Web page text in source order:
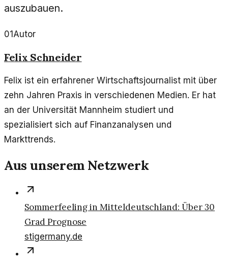
auszubauen.
01 Autor
Felix Schneider
Felix ist ein erfahrener Wirtschaftsjournalist mit über
zehn Jahren Praxis in verschiedenen Medien. Er hat
an der Universität Mannheim studiert und
spezialisiert sich auf Finanzanalysen und
Markttrends.
Aus unserem Netzwerk
Sommerfeeling in Mitteldeutschland: Über 30
Grad Prognose
stigermany.de